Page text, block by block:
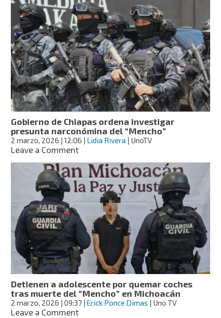
fuerte
operativo,
llega
cuerpo
del
“Mencho”
al
panteón
Recinto
de
la
Paz,
en
Zapopan
Gobierno de Chiapas ordena investigar
presunta narconómina del “Mencho”
2 marzo, 2026 | 12:06 | Lidia Rivera | UnoTV
Leave a Commenton
de
Chiapas
ordena
investigar
presunta
narconómina
del
“Mencho”
Detienen a adolescente por quemar coches
tras muerte del “Mencho” en Michoacán
2 marzo, 2026 | 09:37 |Erick Ponce Dimas | Uno TV
Leave a Commenton